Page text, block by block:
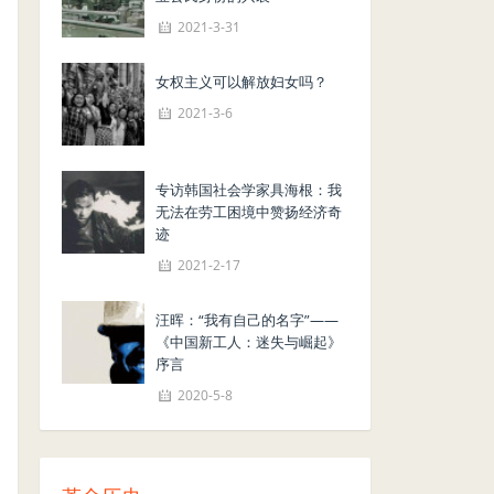
2021-3-31
女权主义可以解放妇女吗？
2021-3-6
专访韩国社会学家具海根：我
无法在劳工困境中赞扬经济奇
迹
2021-2-17
汪晖：“我有自己的名字”——
《中国新工人：迷失与崛起》
序言
2020-5-8